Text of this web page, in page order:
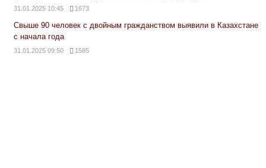
31.01.2025 10:45 1673
Свыше 90 человек с двойным гражданством выявили в Казахстане
с начала года
31.01.2025 09:50 1585